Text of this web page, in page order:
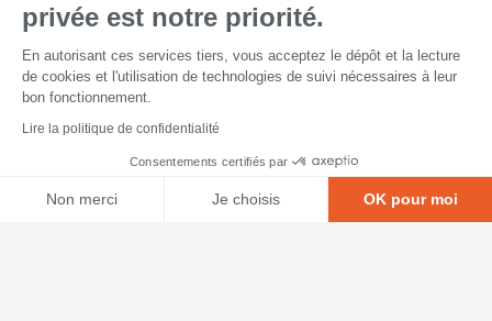
privée est notre priorité.
En autorisant ces services tiers, vous acceptez le dépôt et la lecture
de cookies et l'utilisation de technologies de suivi nécessaires à leur
bon fonctionnement.
Lire la politique de confidentialité
Consentements certifiés par
Non merci Je choisis OK pour moi